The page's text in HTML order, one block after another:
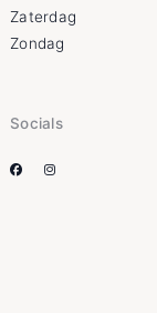
Zaterdag
Zondag
Socials